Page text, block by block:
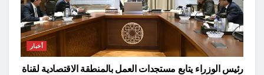
أخبار
رئيس الوزراء يتابع مستجدات العمل بالمنطقة الاقتصادية لقناة